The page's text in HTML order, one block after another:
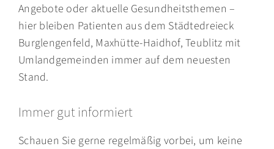
Angebote oder aktuelle Gesundheitsthemen –
hier bleiben Patienten aus dem Städtedreieck
Burglengen­feld, Maxhütte-Haidhof, Teublitz mit
Umlandgemeinden immer auf dem neuesten
Stand.
Immer gut informiert
Schauen Sie gerne regelmäßig vorbei, um keine